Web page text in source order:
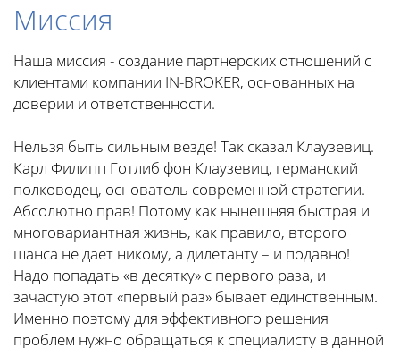
Миссия
Наша миссия - создание партнерских отношений с
клиентами компании IN-BROKER, основанных на
доверии и ответственности.
Нельзя быть сильным везде! Так сказал Клаузевиц.
Карл Филипп Готлиб фон Клаузевиц, германский
полководец, основатель современной стратегии.
Абсолютно прав! Потому как нынешняя быстрая и
многовариантная жизнь, как правило, второго
шанса не дает никому, а дилетанту – и подавно!
Надо попадать «в десятку» с первого раза, и
зачастую этот «первый раз» бывает единственным.
Именно поэтому для эффективного решения
проблем нужно обращаться к специалисту в данной